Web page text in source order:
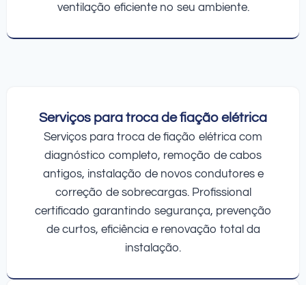
ventilação eficiente no seu ambiente.
Serviços para troca de fiação elétrica
Serviços para troca de fiação elétrica com
diagnóstico completo, remoção de cabos
antigos, instalação de novos condutores e
correção de sobrecargas. Profissional
certificado garantindo segurança, prevenção
de curtos, eficiência e renovação total da
instalação.